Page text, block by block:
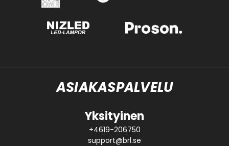
ASIAKASPALVELU
Yksityinen
+4619-206750
support@brl.se